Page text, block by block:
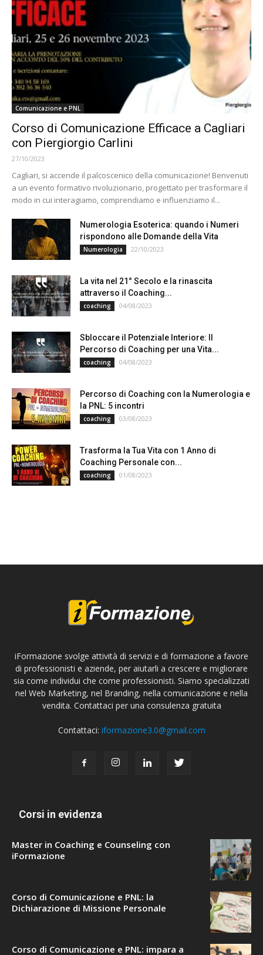
Comunicazione e PNL
Corso di Comunicazione Efficace a Cagliari
con Piergiorgio Carlini
27/10/2023
Cagliari, si accende il palcoscenico della comunicazione! Benvenuti
a un evento formativo rivoluzionario, progettato per trasformare il
modo in cui interagiamo, comprendiamo e influenziamo il...
Numerologia Esoterica: quando i Numeri
rispondono alle Domande della Vita
Numerologia 22/10/2023
La vita nel 21° Secolo e la rinascita
attraverso il Coaching...
coaching 04/08/2023
Sbloccare il Potenziale Interiore: Il
Percorso di Coaching per una Vita...
coaching 04/08/2023
Percorso di Coaching con la Numerologia e
la PNL: 5 incontri
coaching 03/08/2023
Trasforma la Tua Vita con 1 Anno di
Coaching Personale con...
coaching 01/08/2023
iFormazione svolge attività di servizi e di formazione a favore
di professionisti e aziende, per aiutarli a crescere e migliorare
sia come individui che come professionisti. Siamo specializzati
nel Web Marketing, nel Branding, nella comunicazione e nella
vendita. Contattaci per una consulenza gratuita
Contattaci: iformazione3.0@gmail.com
Corsi in evidenza
Master in Coaching e Counseling con
iFormazione
Corso di Comunicazione e PNL: la
Dichiarazione di Missione Personale
Corso di Comunicazione e PNL: impara a